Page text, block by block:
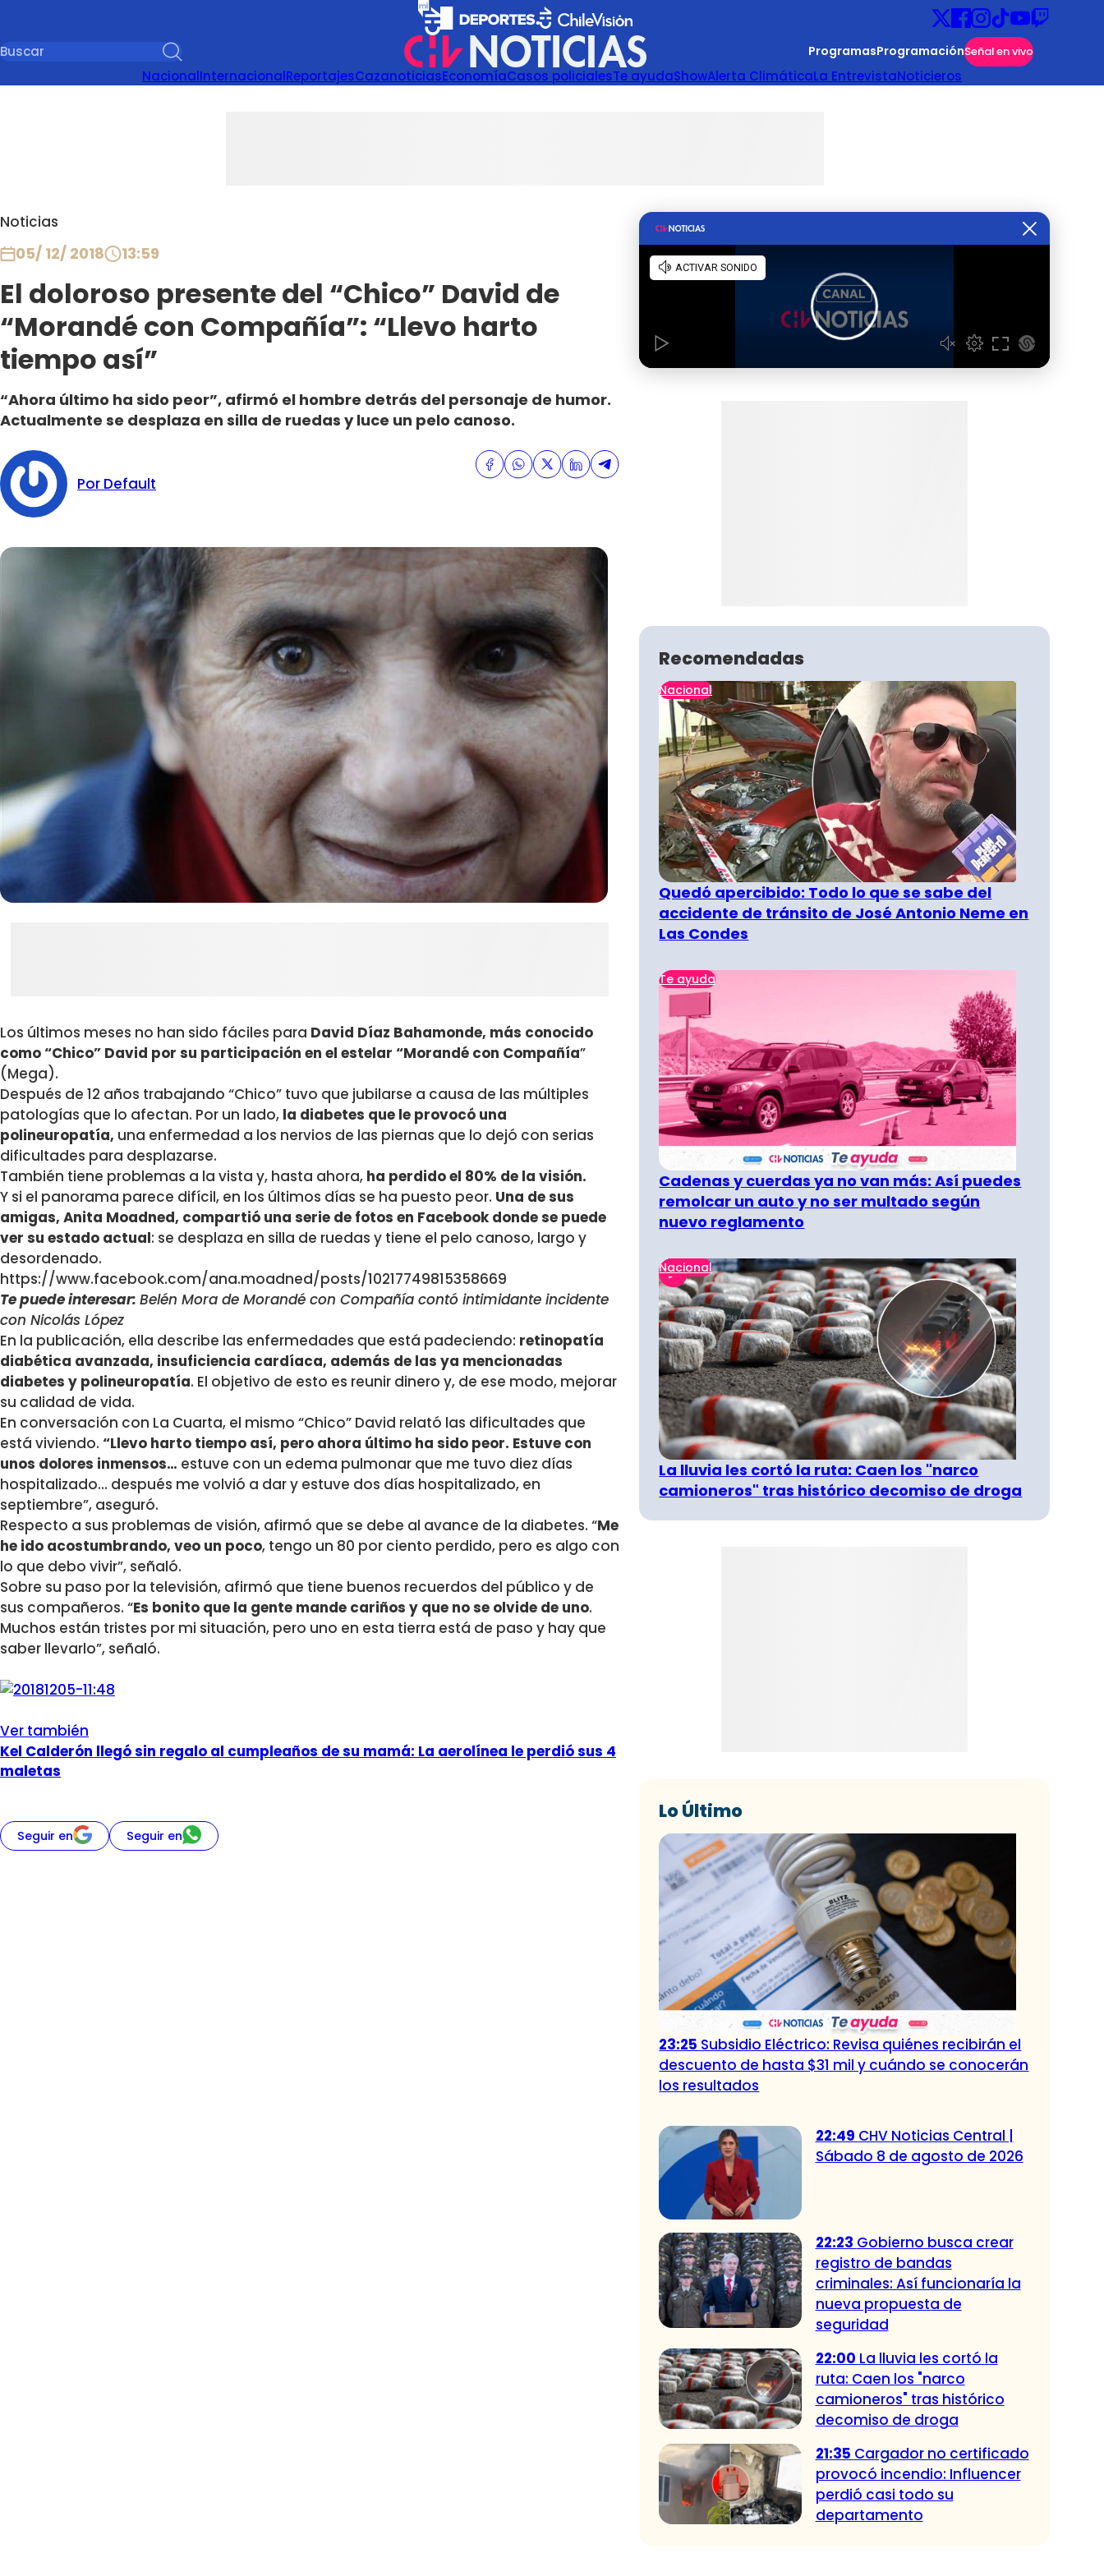
ProgramasProgramaciónSeñal en vivo
NacionalInternacionalReportajesCazanoticiasEconomíaCasos policialesTe ayudaShowAlerta ClimáticaLa EntrevistaNoticieros
Noticias
05/ 12/ 2018 13:59
El doloroso presente del “Chico” David de
“Morandé con Compañía”: “Llevo harto
tiempo así”
“Ahora último ha sido peor”, afirmó el hombre detrás del personaje de humor.
Actualmente se desplaza en silla de ruedas y luce un pelo canoso.
Por Default
Los últimos meses no han sido fáciles para David Díaz Bahamonde, más conocido
como “Chico” David por su participación en el estelar “Morandé con Compañía”
(Mega).
Después de 12 años trabajando “Chico” tuvo que jubilarse a causa de las múltiples
patologías que lo afectan. Por un lado, la diabetes que le provocó una
polineuropatía, una enfermedad a los nervios de las piernas que lo dejó con serias
dificultades para desplazarse.
También tiene problemas a la vista y, hasta ahora, ha perdido el 80% de la visión.
Y si el panorama parece difícil, en los últimos días se ha puesto peor. Una de sus
amigas, Anita Moadned, compartió una serie de fotos en Facebook donde se puede
ver su estado actual: se desplaza en silla de ruedas y tiene el pelo canoso, largo y
desordenado.
https://www.facebook.com/ana.moadned/posts/10217749815358669
Te puede interesar: Belén Mora de Morandé con Compañía contó intimidante incidente
con Nicolás López
En la publicación, ella describe las enfermedades que está padeciendo: retinopatía
diabética avanzada, insuficiencia cardíaca, además de las ya mencionadas
diabetes y polineuropatía. El objetivo de esto es reunir dinero y, de ese modo, mejorar
su calidad de vida.
En conversación con La Cuarta, el mismo “Chico” David relató las dificultades que
está viviendo. “Llevo harto tiempo así, pero ahora último ha sido peor. Estuve con
unos dolores inmensos… estuve con un edema pulmonar que me tuvo diez días
hospitalizado… después me volvió a dar y estuve dos días hospitalizado, en
septiembre”, aseguró.
Respecto a sus problemas de visión, afirmó que se debe al avance de la diabetes. “Me
he ido acostumbrando, veo un poco, tengo un 80 por ciento perdido, pero es algo con
lo que debo vivir”, señaló.
Sobre su paso por la televisión, afirmó que tiene buenos recuerdos del público y de
sus compañeros. “Es bonito que la gente mande cariños y que no se olvide de uno.
Muchos están tristes por mi situación, pero uno en esta tierra está de paso y hay que
saber llevarlo”, señaló.
Ver también
Kel Calderón llegó sin regalo al cumpleaños de su mamá: La aerolínea le perdió sus 4
maletas
Seguir en Seguir en
Recomendadas
Nacional
Quedó apercibido: Todo lo que se sabe del
accidente de tránsito de José Antonio Neme en
Las Condes
Te ayuda
Cadenas y cuerdas ya no van más: Así puedes
remolcar un auto y no ser multado según
nuevo reglamento
Nacional
La lluvia les cortó la ruta: Caen los "narco
camioneros" tras histórico decomiso de droga
Lo Último
23:25 Subsidio Eléctrico: Revisa quiénes recibirán el
descuento de hasta $31 mil y cuándo se conocerán
los resultados
22:49 CHV Noticias Central |
Sábado 8 de agosto de 2026
22:23 Gobierno busca crear
registro de bandas
criminales: Así funcionaría la
nueva propuesta de
seguridad
22:00 La lluvia les cortó la
ruta: Caen los "narco
camioneros" tras histórico
decomiso de droga
21:35 Cargador no certificado
provocó incendio: Influencer
perdió casi todo su
departamento